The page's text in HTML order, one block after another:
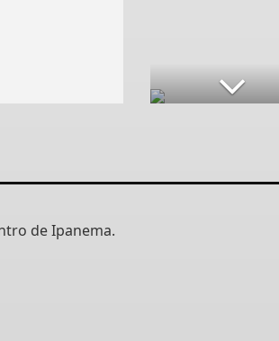
de Ipanema.